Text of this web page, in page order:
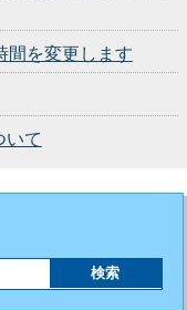
間を変更します
いて